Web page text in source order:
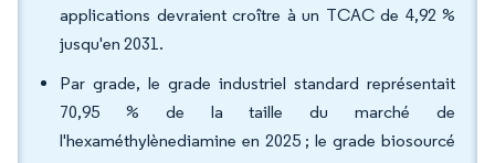
applications devraient croître à un TCAC de 4,92 %
jusqu'en 2031.
Par grade, le grade industriel standard représentait
70,95 % de la taille du marché de
l'hexaméthylènediamine en 2025 ; le grade biosourcé